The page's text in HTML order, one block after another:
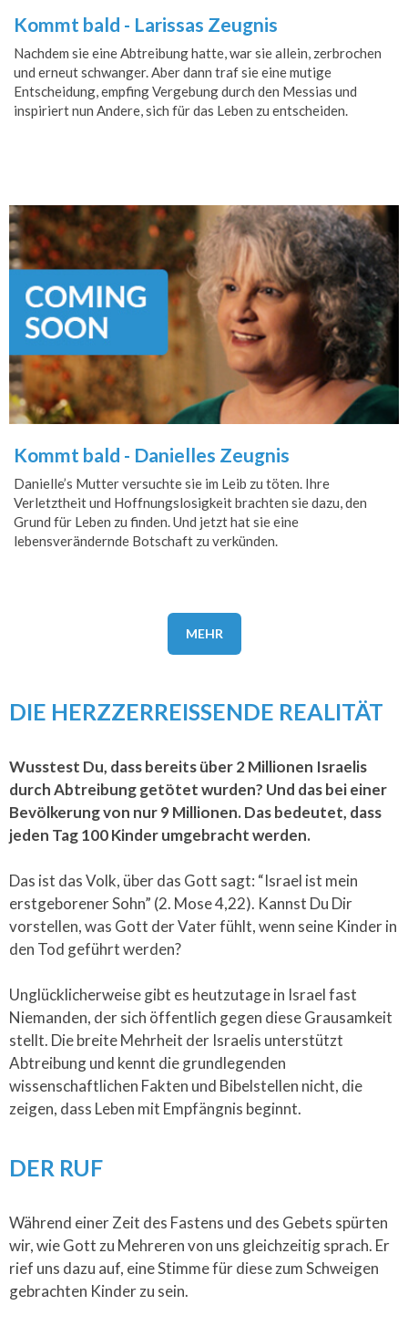
Kommt bald - Larissas Zeugnis
Nachdem sie eine Abtreibung hatte, war sie allein, zerbrochen
und erneut schwanger. Aber dann traf sie eine mutige
Entscheidung, empfing Vergebung durch den Messias und
inspiriert nun Andere, sich für das Leben zu entscheiden.
Kommt bald - Danielles Zeugnis
Danielle’s Mutter versuchte sie im Leib zu töten. Ihre
Verletztheit und Hoffnungslosigkeit brachten sie dazu, den
Grund für Leben zu finden. Und jetzt hat sie eine
lebensverändernde Botschaft zu verkünden.
MEHR
DIE HERZZERREISSENDE REALITÄT
Wusstest Du, dass bereits über 2 Millionen Israelis
durch Abtreibung getötet wurden? Und das bei einer
Bevölkerung von nur 9 Millionen. Das bedeutet, dass
jeden Tag 100 Kinder umgebracht werden.
Das ist das Volk, über das Gott sagt: “Israel ist mein
erstgeborener Sohn” (2. Mose 4,22). Kannst Du Dir
vorstellen, was Gott der Vater fühlt, wenn seine Kinder in
den Tod geführt werden?
Unglücklicherweise gibt es heutzutage in Israel fast
Niemanden, der sich öffentlich gegen diese Grausamkeit
stellt. Die breite Mehrheit der Israelis unterstützt
Abtreibung und kennt die grundlegenden
wissenschaftlichen Fakten und Bibelstellen nicht, die
zeigen, dass Leben mit Empfängnis beginnt.
DER RUF
Während einer Zeit des Fastens und des Gebets spürten
wir, wie Gott zu Mehreren von uns gleichzeitig sprach. Er
rief uns dazu auf, eine Stimme für diese zum Schweigen
gebrachten Kinder zu sein.